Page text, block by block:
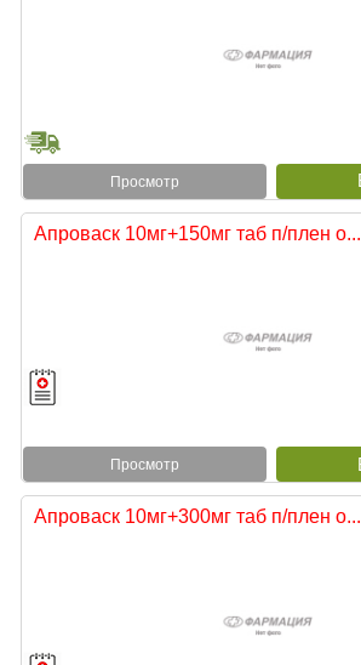
Просмотр
Апроваск 10мг+150мг таб п/плен о...
Просмотр
Апроваск 10мг+300мг таб п/плен о...